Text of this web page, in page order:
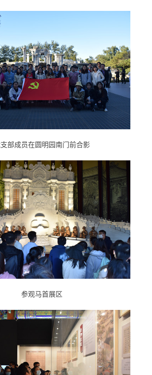
部成员在圆明园南门前合影
参观马首展区